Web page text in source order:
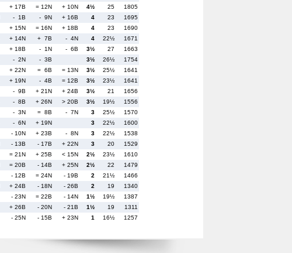
+ 17B = 12N + 10N 4½ 25
1805
- 1B - 9N + 16B 4 23
1695
+ 15N = 16N + 18B 4 23
1690
+ 14N + 7B - 4N 4 22½
1671
+ 18B - 1N - 6B 3½ 27
1663
- 2N - 3B 3½ 26½
1754
+ 22N = 6B = 13N 3½ 25½
1641
+ 19N - 4B = 12B 3½ 23½
1641
- 9B + 21N + 24B 3½ 21
1656
- 8B + 26N > 20B 3½ 19½
1556
- 3N = 8B - 7N 3 25½
1570
- 6N + 19N 3 22½
1600
- 10N + 23B - 8N 3 22½
1538
- 13B - 17B + 22N 3 20
1529
= 21N + 25B < 15N 2½ 23½
1610
= 20B - 14B + 25N 2½ 22
1479
- 12B = 24N - 19B 2 21½
1466
+ 24B - 18N - 26B 2 19
1340
- 23N = 22B - 14N 1½ 19½
1387
+ 26B - 20N - 21B 1½ 19
1311
- 25N - 15B + 23N 1 16½ 1257